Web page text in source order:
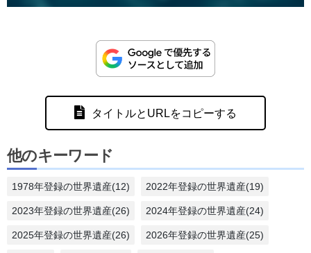
タイトルとURLをコピーする
他のキーワード
1978年登録の世界遺産(12) 2022年登録の世界遺産(19)
2023年登録の世界遺産(26) 2024年登録の世界遺産(24)
2025年登録の世界遺産(26) 2026年登録の世界遺産(25)